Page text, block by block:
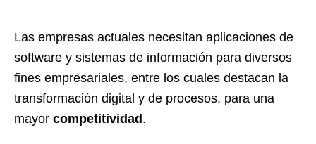
Las empresas actuales necesitan aplicaciones de
software y sistemas de información para diversos
fines empresariales, entre los cuales destacan la
transformación digital y de procesos, para una
mayor competitividad .